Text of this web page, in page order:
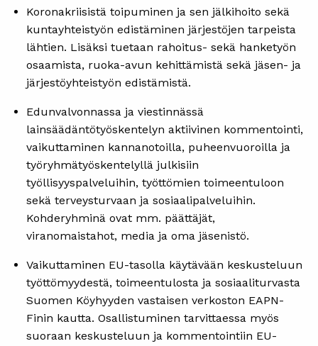
Koronakriisistä toipuminen ja sen jälkihoito sekä
kuntayhteistyön edistäminen järjestöjen tarpeista
lähtien. Lisäksi tuetaan rahoitus- sekä hanketyön
osaamista, ruoka-avun kehittämistä sekä jäsen- ja
järjestöyhteistyön edistämistä.
Edunvalvonnassa ja viestinnässä
lainsäädäntötyöskentelyn aktiivinen kommentointi,
vaikuttaminen kannanotoilla, puheenvuoroilla ja
työryhmätyöskentelyllä julkisiin
työllisyyspalveluihin, työttömien toimeentuloon
sekä terveysturvaan ja sosiaalipalveluihin.
Kohderyhminä ovat mm. päättäjät,
viranomaistahot, media ja oma jäsenistö.
Vaikuttaminen EU-tasolla käytävään keskusteluun
työttömyydestä, toimeentulosta ja sosiaaliturvasta
Suomen Köyhyyden vastaisen verkoston EAPN-
Finin kautta. Osallistuminen tarvittaessa myös
suoraan keskusteluun ja kommentointiin EU-